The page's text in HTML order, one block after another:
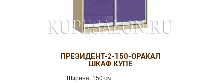
ПРЕЗИДЕНТ-2-150-ОРАКАЛ
ШКАФ КУПЕ
Ширина: 150 см